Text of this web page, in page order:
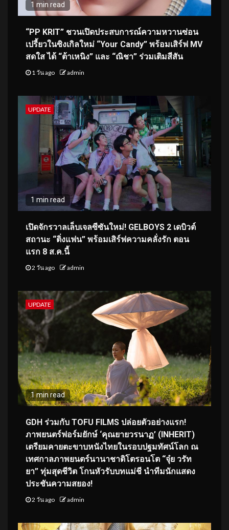
1 min read
“PP KRIT” ชวนเปิดประสบการณ์ความหวานซ่อน
เปรี้ยวในซิงเกิลใหม่ “Your Candy” พร้อมเสิร์ฟ MV
สดใส ได้ “ต้าเหนิง” และ “ณิชา” ร่วมเติมสีสัน
1 วัน ago admin
UPDATE
1 min read
เปิดจักรวาลเล็บเจลซีซันใหม่! GELBOYS 2 เดบิวต์
สถานะ “ติ่งแฟน” พร้อมเสิร์ฟความคลั่งรัก ตอน
แรก 8 ส.ค.นี้
2 วัน ago admin
UPDATE
1 min read
GDH ร่วมกับ TOFU FILMS ปล่อยตัวอย่างแรก!
ภาพยนตร์ฟอร์มยักษ์ ‘คุณยายวรนาฏ’ (INHERIT)
เตรียมคายตะขาบหนังไทยในรอบปฐมทัศน์โลก ณ
เทศกาลภาพยนตร์นานาชาติโตรอนโต “จุ๋ย วรัท
ยา” ทุ่มสุดชีวิต โกนหัวรับบทแม่ชี นำทีมนักแสดง
ประชันความสยอง!
2 วัน ago admin